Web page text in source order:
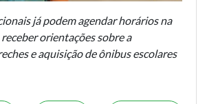
já podem agendar horários na
orientações sobre a
e aquisição de ônibus escolares